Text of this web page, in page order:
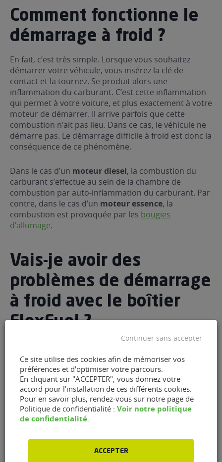
Comment fonctionne le
démarrage à froid ?
En fait, c’est très simple. Lorsque vous souhaitez
démarrer votre véhicule, vous insérez la clé de
contact et la tournez. Se produit alors une
inflammation du carburant. C’est cette inflammation
qui permet à votre voiture, et plus exactement à votre
moteur de démarrer. Il arrive parfois que cette
combustion n’ait pas lieu. Dans ce cas, le véhicule ne
démarre pas. Le démarrage difficile à froid est donc la
conséquence de ce phénomène.
Dans le cas d’un moteur diesel, la combustion du
carburant s’effectue au sein de la chambre de
combustion par auto-inflammation du carburant. Par
contre, dans le cas d’un moteur essence, la
combustion est provoquée par les bougies
d’allumage.
Vais-je avoir des
problèmes de démarrage
à froid avec le boîtier
FlexFuel ?
Aucune raison de s’inquiéter pour
les mois d’hiver avec le kit de
conversion FlexFuel Energy
Development® !
Les dispositifs de conversion au Superéthanol E85
Ce site utilise des cookies afin de mémoriser vos
préférences et d'optimiser votre parcours.
En cliquant sur "ACCEPTER", vous donnez votre
accord pour l'installation de ces différents cookies.
Pour en savoir plus, rendez-vous sur notre page de
Politique de confidentialité : Voir notre politique
de confidentialité.
ACCEPTER
Continuer sans accepter